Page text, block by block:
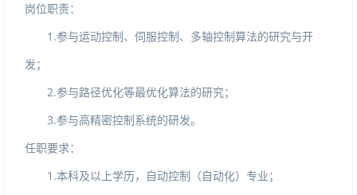
岗位职责：
1.参与运动控制、伺服控制、多轴控制算法的研究与开
发；
2.参与路径优化等最优化算法的研究；
3.参与高精密控制系统的研发。
任职要求：
1.本科及以上学历，自动控制（自动化）专业；